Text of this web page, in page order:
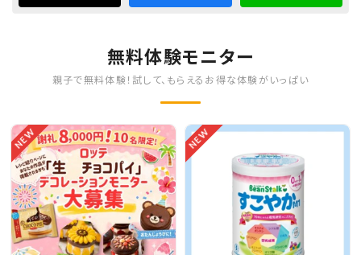
無料体験モニター
親子で無料体験！試して、もらえるお得な体験がいっぱい
NEW NEW